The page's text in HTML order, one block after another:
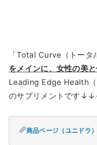
「Total Curve（トータ
をメインに、女性の美
Leading Edge Health（
のサプリメントです
商品ページ（ユニドラ）